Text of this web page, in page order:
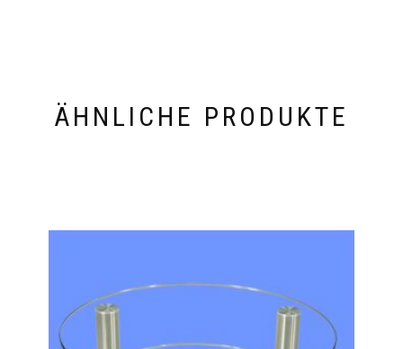
ÄHNLICHE PRODUKTE